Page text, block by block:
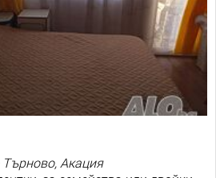
Акация